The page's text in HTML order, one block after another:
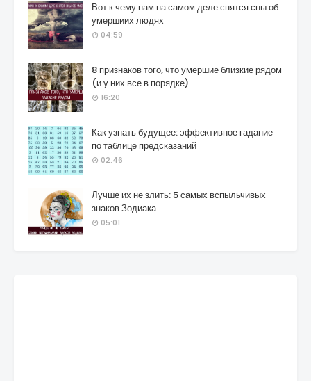
Вот к чему нам на самом деле снятся сны об
умершиих людях
04:59
8 признаков того, что умершие близкие рядом
(и у них все в порядке)
16:20
Как узнать будущее: эффективное гадание
по таблице предсказаний
02:46
Лучше их не злить: 5 самых вспыльчивых
знаков Зодиака
05:01